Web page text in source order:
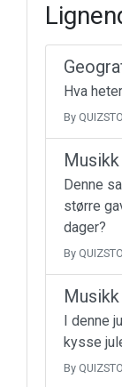
Hva
By
Musikk
Denne
større
dager?
By
Musikk
I denne
kysse
By